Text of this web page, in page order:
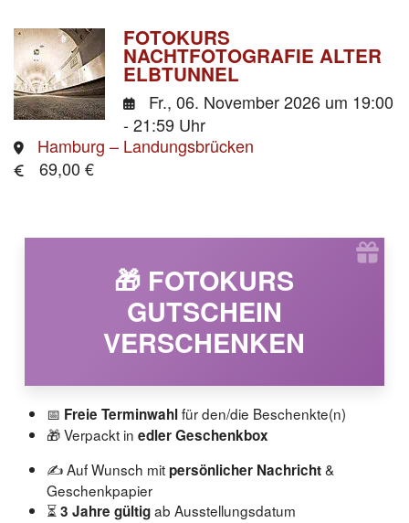
FOTOKURS
NACHTFOTOGRAFIE ALTER
ELBTUNNEL
Fr., 06. November 2026 um 19:00
- 21:59 Uhr
Hamburg – Landungsbrücken
69,00 €
🎁 FOTOKURS
GUTSCHEIN
VERSCHENKEN
📅 Freie Terminwahlfür den/die Beschenkte(n)
🎁 Verpackt in edler Geschenkbox
✍️ Auf Wunsch mitpersönlicher Nachricht&
Geschenkpapier
⏳3 Jahre gültigab Ausstellungsdatum